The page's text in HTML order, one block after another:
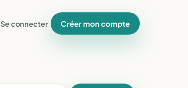
Se connecter Créer mon compte